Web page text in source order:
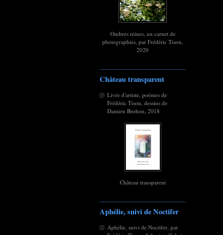
Ombres reines, un carnet de
photographies, par Frédéric Tison,
2020
Château transparent
Livre d'artiste, poèmes de
Frédéric Tison, dessins de
Damien Brohon, 2018
Château transparent
Aphélie, suivi de Noctifer
Aphélie, suivi de Noctifer, par